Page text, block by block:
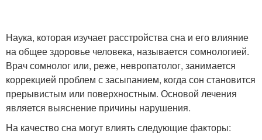
Наука, которая изучает расстройства сна и его влияние
на общее здоровье человека, называется сомнологией.
Врач сомнолог или, реже, невропатолог, занимается
коррекцией проблем с засыпанием, когда сон становится
прерывистым или поверхностным. Основой лечения
является выяснение причины нарушения.
На качество сна могут влиять следующие факторы: